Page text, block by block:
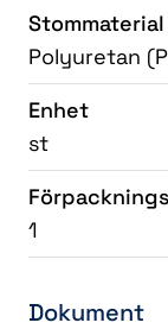
Stommaterial
Polyuretan
Enhet
st
1
Dokument